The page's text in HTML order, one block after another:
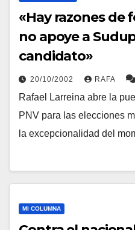
«Hay razones de
no apoye a
candidato»
20/10/2002 RAFA
Rafael Larreina abre la
PNV para las elecciones
la excepcionalidad del
MI COLUMNA